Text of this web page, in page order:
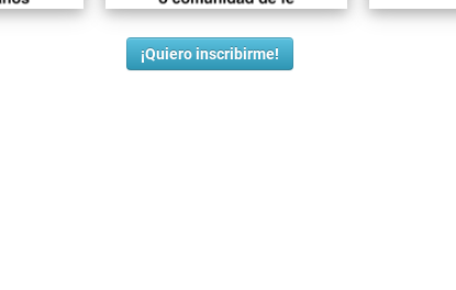
¡Quiero inscribirme!